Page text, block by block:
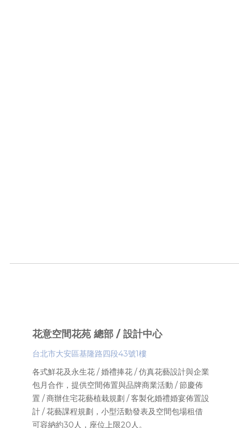
花意空間花苑 總部 / 設計中心
台北市大安區基隆路四段43號1樓
各式鮮花及永生花 / 婚禮捧花 / 仿真花藝設計與企業
包月合作，提供空間佈置與品牌商業活動 / 節慶佈
置 / 商辦住宅花藝植栽規劃 / 客製化婚禮婚宴佈置設
計 / 花藝課程規劃 ， 小型活動發表及空間包場租借
可容納約30人 ，座位上限20人。